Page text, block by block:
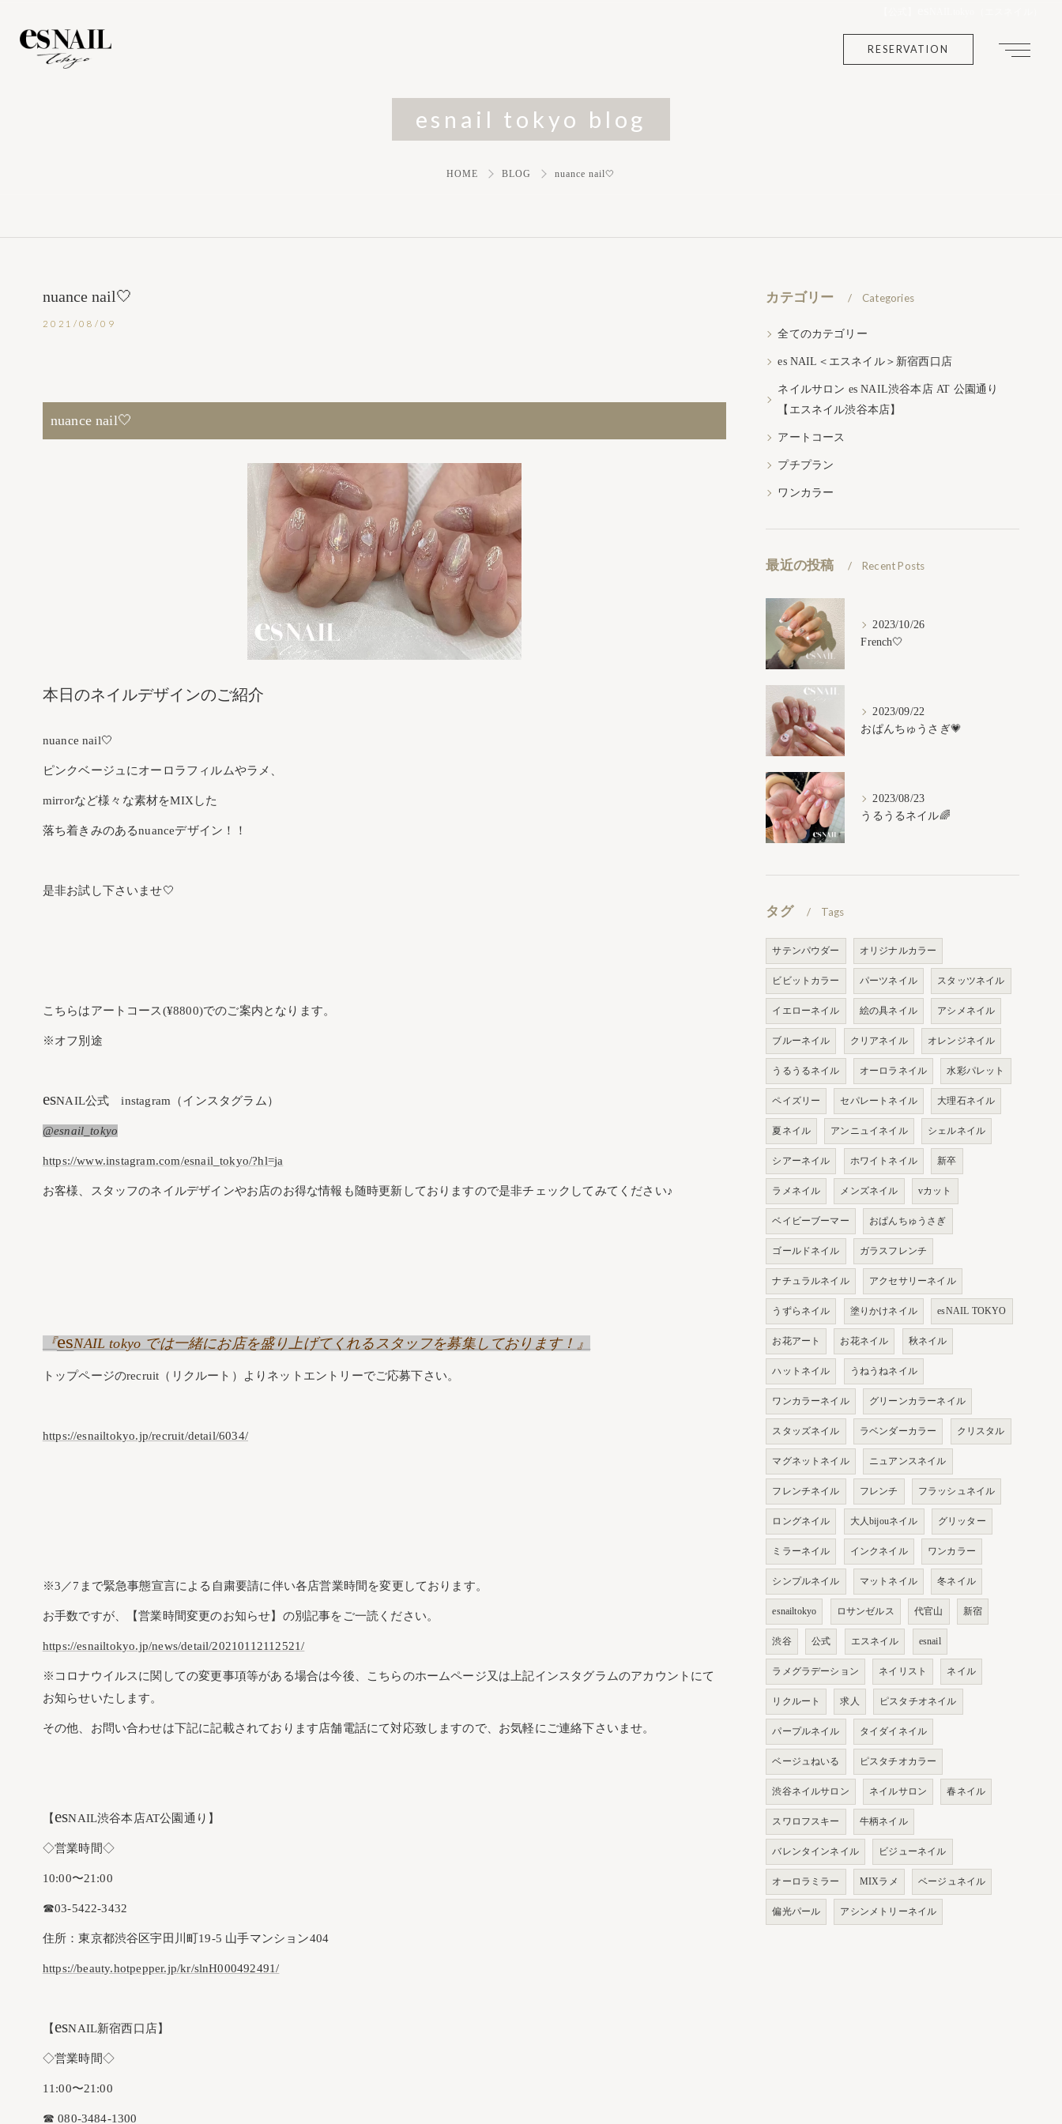
RESERVATION
esnail tokyo blog
HOME BLOG nuance nail🤍
nuance nail🤍
2021/08/09
nuance nail🤍
本日のネイルデザインのご紹介
nuance nail🤍
ピンクベージュにオーロラフィルムやラメ、
mirrorなど様々な素材をMIXした
落ち着きみのあるnuanceデザイン！！
是非お試し下さいませ🤍
こちらはアートコース(¥8800)でのご案内となります。
※オフ別途
esNAIL公式 instagram（インスタグラム）
@esnail_tokyo
https://www.instagram.com/esnail_tokyo/?hl=ja
お客様、スタッフのネイルデザインやお店のお得な情報も随時更新しておりますので是非チェックしてみてください♪
『esNAIL tokyo では一緒にお店を盛り上げてくれるスタッフを募集しております！』
トップページのrecruit（リクルート）よりネットエントリーでご応募下さい。
https://esnailtokyo.jp/recruit/detail/6034/
※3／7まで緊急事態宣言による自粛要請に伴い各店営業時間を変更しております。
お手数ですが、【営業時間変更のお知らせ】の別記事をご一読ください。
https://esnailtokyo.jp/news/detail/20210112112521/
※コロナウイルスに関しての変更事項等がある場合は今後、こちらのホームページ又は上記インスタグラムのアカウントにて
お知らせいたします。
その他、お問い合わせは下記に記載されております店舗電話にて対応致しますので、お気軽にご連絡下さいませ。
【esNAIL渋谷本店AT公園通り】
◇営業時間◇
10:00〜21:00
☎︎03-5422-3432
住所：東京都渋谷区宇田川町19-5 山手マンション404
https://beauty.hotpepper.jp/kr/slnH000492491/
【esNAIL新宿西口店】
◇営業時間◇
11:00〜21:00
☎︎ 080-3484-1300
カテゴリー Categories
全てのカテゴリー
es NAIL＜エスネイル＞新宿西口店
ネイルサロン es NAIL渋谷本店 AT 公園通り
【エスネイル渋谷本店】
アートコース
プチプラン
ワンカラー
最近の投稿 Recent Posts
2023/10/26
French🤍
2023/09/22
おぱんちゅうさぎ💗
2023/08/23
うるうるネイル🌈
タグ Tags
サテンパウダー オリジナルカラー
ビビットカラー パーツネイル スタッツネイル
イエローネイル 絵の具ネイル アシメネイル
ブルーネイル クリアネイル オレンジネイル
うるうるネイル オーロラネイル 水彩パレット
ペイズリー セパレートネイル 大理石ネイル
夏ネイル アンニュイネイル シェルネイル
シアーネイル ホワイトネイル 新卒
ラメネイル メンズネイル vカット
ベイビーブーマー おぱんちゅうさぎ
ゴールドネイル ガラスフレンチ
ナチュラルネイル アクセサリーネイル
うずらネイル 塗りかけネイル esNAIL TOKYO
お花アート お花ネイル 秋ネイル
ハットネイル うねうねネイル
ワンカラーネイル グリーンカラーネイル
スタッズネイル ラベンダーカラー クリスタル
マグネットネイル ニュアンスネイル
フレンチネイル フレンチ フラッシュネイル
ロングネイル 大人bijouネイル グリッター
ミラーネイル インクネイル ワンカラー
シンプルネイル マットネイル 冬ネイル
esnailtokyo ロサンゼルス 代官山 新宿
渋谷 公式 エスネイル esnail
ラメグラデーション ネイリスト ネイル
リクルート 求人 ピスタチオネイル
パープルネイル タイダイネイル
ベージュねいる ピスタチオカラー
渋谷ネイルサロン ネイルサロン 春ネイル
スワロフスキー 牛柄ネイル
バレンタインネイル ビジューネイル
オーロラミラー MIXラメ ベージュネイル
偏光パール アシンメトリーネイル